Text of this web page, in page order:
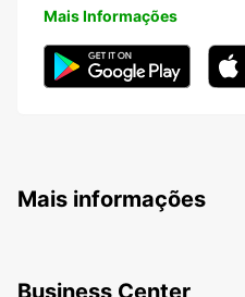
Mais Informações
Mais informações